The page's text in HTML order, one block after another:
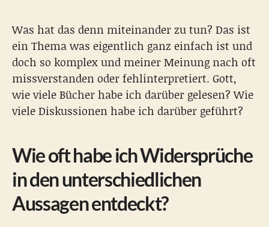
Was hat das denn miteinander zu tun? Das ist
ein Thema was eigentlich ganz einfach ist und
doch so komplex und meiner Meinung nach oft
missverstanden oder fehlinterpretiert. Gott,
wie viele Bücher habe ich darüber gelesen? Wie
viele Diskussionen habe ich darüber geführt?
Wie oft habe ich Widersprüche
in den unterschiedlichen
Aussagen entdeckt?